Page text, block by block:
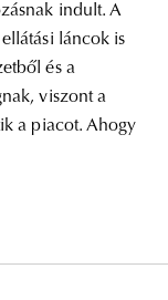
indult. A
láncok is
és a
viszont a
a piacot. Ahogy